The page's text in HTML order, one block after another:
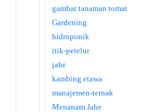
gambar tanaman tomat
Gardening
hidroponik
itik-petelur
jahe
kambing etawa
manajemen-ternak
Menanam Jahe